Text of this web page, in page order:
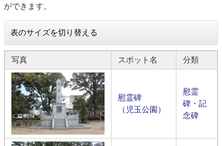
ができます。
表のサイズを切り替える
写真 スポット名 分類
慰霊碑
（児玉公園）
慰霊
碑・記
念碑